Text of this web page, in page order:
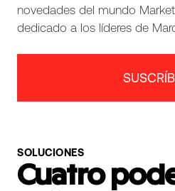
novedades del mundo
dedicado a los líderes de
SOLUCIONES
Cuatro